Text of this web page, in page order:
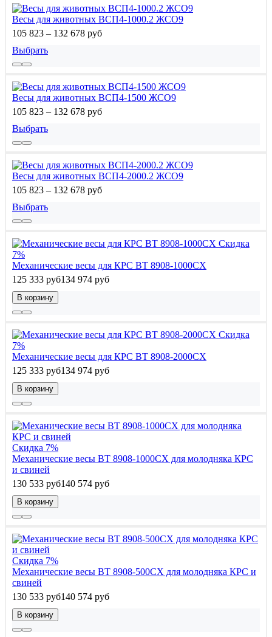
Весы для животных ВСП4-1000.2 ЖСО9
105 823 – 132 678 руб
Выбрать
Весы для животных ВСП4-1500 ЖСО9
105 823 – 132 678 руб
Выбрать
Весы для животных ВСП4-2000.2 ЖСО9
105 823 – 132 678 руб
Выбрать
Скидка
7%
Механические весы для КРС ВТ 8908-1000СХ
125 333 руб134 974 руб
В корзину
Скидка
7%
Механические весы для КРС ВТ 8908-2000СХ
125 333 руб134 974 руб
В корзину
Скидка 7%
Механические весы ВТ 8908-1000СХ для молодняка КРС
и свиней
130 533 руб140 574 руб
В корзину
Скидка 7%
Механические весы ВТ 8908-500СХ для молодняка КРС и
свиней
130 533 руб140 574 руб
В корзину